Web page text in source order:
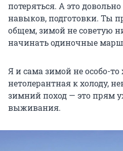
потеряться. А это
навыков, подготовки. Ты
общем, зимой не советую
начинать одиночные
Я и сама зимой не особо-то
нетолерантная к холоду,
зимний поход — это прям
выживания.